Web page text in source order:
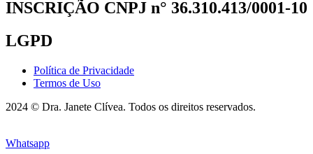
INSCRIÇÃO CNPJ n° 36.310.413/0001-10
LGPD
Política de Privacidade
Termos de Uso
2024 © Dra. Janete Clívea. Todos os direitos reservados.
Whatsapp